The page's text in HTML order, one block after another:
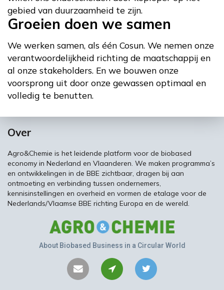
gebied van duurzaamheid te zijn.
Groeien doen we samen
We werken samen, als één Cosun. We nemen onze
verantwoordelijkheid richting de maatschappij en
al onze stakeholders. En we bouwen onze
voorsprong uit door onze gewassen optimaal en
volledig te benutten.
Over
Agro&Chemie is het leidende platform voor de biobased
economy in Nederland en Vlaanderen. We maken programma’s
en ontwikkelingen in de BBE zichtbaar, dragen bij aan
ontmoeting en verbinding tussen ondernemers,
kennisinstellingen en overheid en vormen de etalage voor de
Nederlands/Vlaamse BBE richting Europa en de wereld.
About Biobased Business in a Circular World